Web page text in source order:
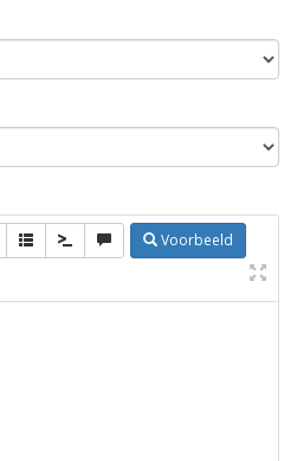
Voorbeeld